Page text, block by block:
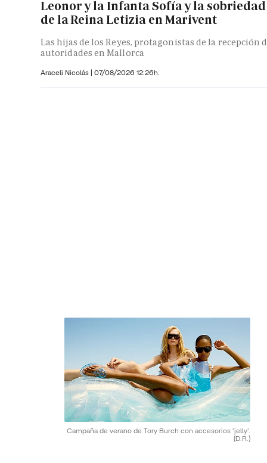
Leonor y la Infanta Sofía y la sobriedad
de la Reina Letizia en Marivent
Las hijas de los Reyes, protagonistas de la recepción
autoridades en Mallorca
Araceli Nicolás | 07/08/2026 12:26h.
Campaña de verano de Tory Burch con accesorios 'jelly'.
(D.R.)